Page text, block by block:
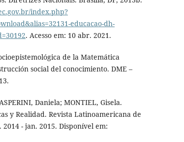
index.php?
educacao-dh-
. Acesso em: 10 abr. 2021.
de la Matemática
social del conocimiento. DME –
Daniela; MONTIEL, Gisela.
y Realidad. Revista Latinoamericana de
- jan. 2015. Disponível em: